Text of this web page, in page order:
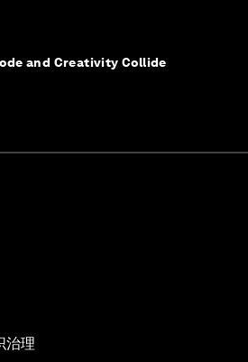
and Creativity Collide
治理